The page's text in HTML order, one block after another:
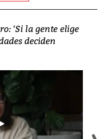
‘Si la gente elige
deciden